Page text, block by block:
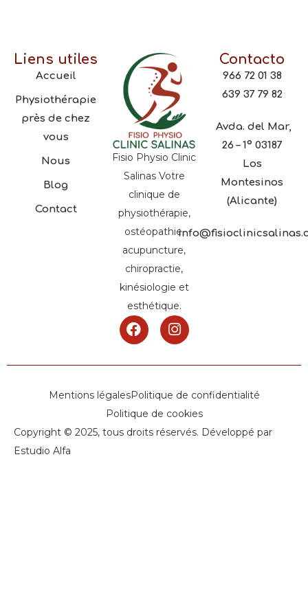
Liens utiles
Accueil
Physiothérapie
près de chez
vous
Nous
Blog
Contact
Fisio Physio Clinic
Salinas Votre
clinique de
physiothérapie,
ostéopathie,
acupuncture,
chiropractie,
kinésiologie et
esthétique.
Contacto
966 72 01 38
639 37 79 82
Avda. del Mar,
26 – 1º 03187
Los
Montesinos
(Alicante)
Mentions légalesPolitique de confidentialité
Politique de cookies
Copyright © 2025, tous droits réservés. Développé par
Estudio Alfa